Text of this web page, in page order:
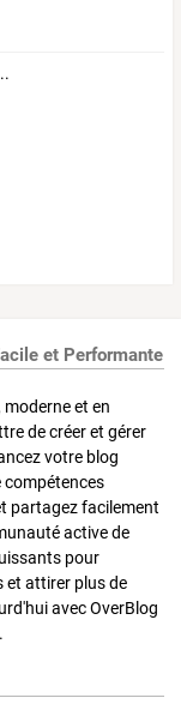
et Performante
et en
de créer et gérer
votre blog
compétences
partagez facilement
active de
pour
et attirer plus de
avec OverBlog